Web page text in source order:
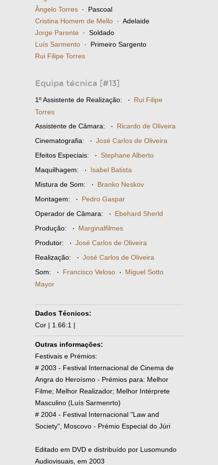
Ângelo Torres · Pascoal
Cristina Homem de Mello · Adelaide
Jorge Parente · Soldado
Luís Sarmento · Primeiro Sargento
Rui Filipe Torres
Equipa técnica [#13]
1º Assistente de Realização: · Rui Filipe
Torres
Assistente de Câmara: · Ricardo de Oliveira
Cinematografia: · José Carlos de Oliveira
Efeitos Especiais: · Stephane Alberto
Maquilhagem: · Isabel Batista
Mistura de Som: · Branko Neskov
Montagem: · Pedro Gaspar
Operador de Câmara: · Ebehard Sherld
Produção: · Marginalfilmes
Produtor: · José Carlos de Oliveira
Realização: · José Carlos de Oliveira
Som: · Francisco Veloso · Miguel Sotto
Mayor
Dados Técnicos:
Cor | 1.66:1 |
Outras informações:
Festivais e Prémios:
# 2003 - Festival Internacional de Cinema de
Angra do Heroísmo - Prémios para: Melhor
Filme; Melhor Realizador; Melhor Intérprete
Masculino (Luís Sarmenrto)
# 2004 - Festival Internacional "Law and
Society", Moscovo - Prémio Especial do Júri
Editado em DVD e distribuído por Lusomundo
Audiovisuais, em 2003